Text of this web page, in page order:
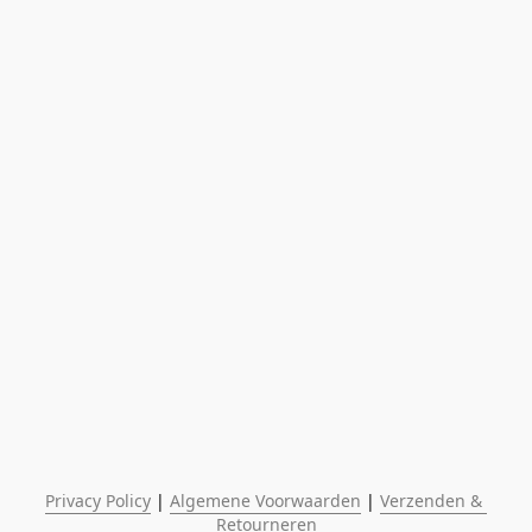
Privacy Policy | Algemene Voorwaarden | Verzenden &
Retourneren